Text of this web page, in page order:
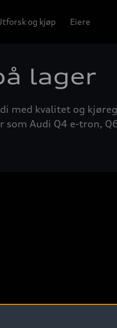
og kjøp Eiere
lager
med kvalitet og
Audi Q4 e-tron,